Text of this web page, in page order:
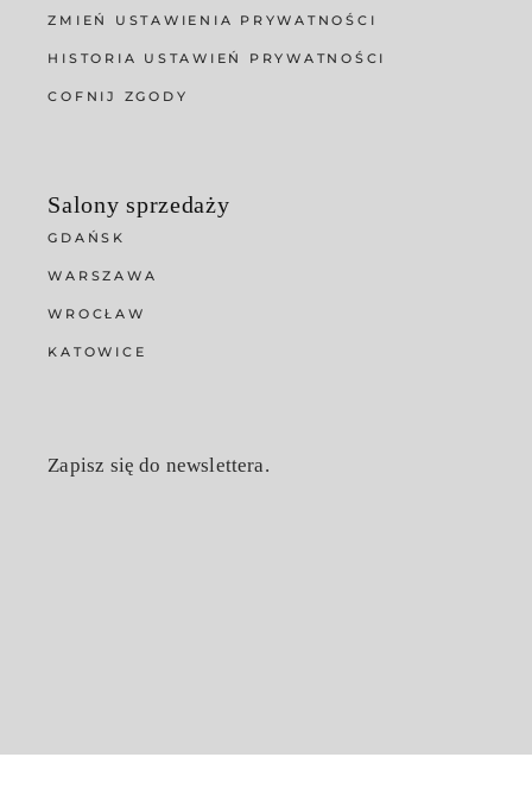
ZMIEŃ USTAWIENIA PRYWATNOŚCI
HISTORIA USTAWIEŃ PRYWATNOŚCI
COFNIJ ZGODY
Salony sprzedaży
GDAŃSK
WARSZAWA
WROCŁAW
KATOWICE
Zapisz się do newslettera.